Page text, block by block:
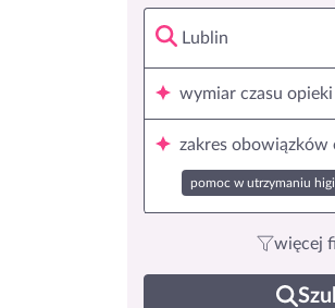
wymiar czasu opieki
zakres obowiązków
pomoc w utrzymaniu
więcej